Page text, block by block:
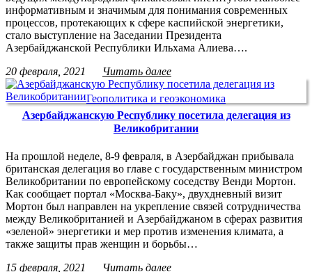
информативным и значимым для понимания современных
процессов, протекающих к сфере каспийской энергетики,
стало выступление на Заседании Президента
Азербайджанской Республики Ильхама Алиева….
20 февраля, 2021
Читать далее
Геополитика и геоэкономика
Азербайджанскую Республику посетила делегация из
Великобритании
На прошлой неделе, 8-9 февраля, в Азербайджан прибывала
британская делегация во главе с государственным министром
Великобритании по европейскому соседству Венди Мортон.
Как сообщает портал «Москва-Баку», двухдневный визит
Мортон был направлен на укрепление связей сотрудничества
между Великобританией и Азербайджаном в сферах развития
«зеленой» энергетики и мер против изменения климата, а
также защиты прав женщин и борьбы…
15 февраля, 2021
Читать далее